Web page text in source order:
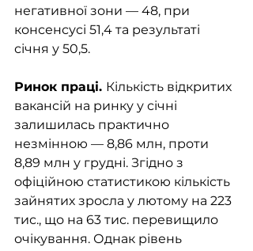
негативної зони — 48, при
консенсусі 51,4 та результаті
січня у 50,5.
Ринок праці. Кількість відкритих
вакансій на ринку у січні
залишилась практично
незмінною — 8,86 млн, проти
8,89 млн у грудні. Згідно з
офіційною статистикою кількість
зайнятих зросла у лютому на 223
тис., що на 63 тис. перевищило
очікування. Однак рівень